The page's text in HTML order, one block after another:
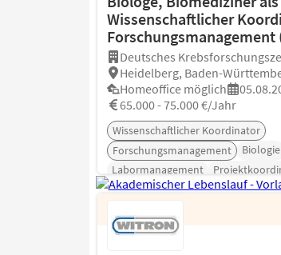
Wissenschaftlicher
Deutsches
Heidelberg, Baden-
Homeoffice möglich
65.000 - 75.000 €/Jahr
Wissenschaftlicher Koordinator
Forschungsmanagement
Biologie
Labormanagement
Ressourcenmanagement